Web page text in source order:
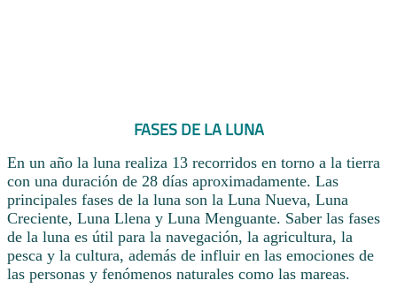
FASES DE LA LUNA
En un año la luna realiza 13 recorridos en torno a la tierra
con una duración de 28 días aproximadamente. Las
principales fases de la luna son la Luna Nueva, Luna
Creciente, Luna Llena y Luna Menguante. Saber las fases
de la luna es útil para la navegación, la agricultura, la
pesca y la cultura, además de influir en las emociones de
las personas y fenómenos naturales como las mareas.